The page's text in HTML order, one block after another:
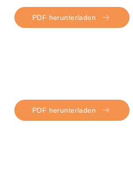
PDF herunterladen
PDF herunterladen